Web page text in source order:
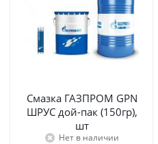
Смазка ГАЗПРОМ GPN
ШРУС дой-пак (150гр),
шт
Нет в наличии